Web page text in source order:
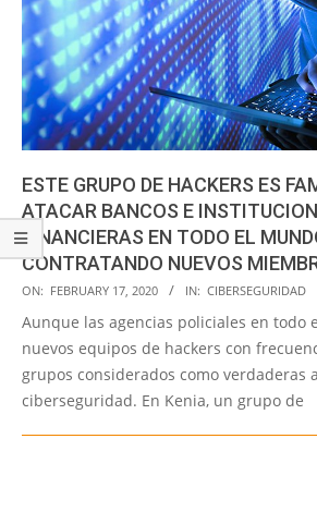
ESTE GRUPO DE HACKERS ES
ATACAR BANCOS E
FINANCIERAS EN TODO EL
CONTRATANDO NUEVOS
2020-
02-
ON: FEBRUARY 17, 2020 IN: CIBERSEGURIDAD
Aunque las agencias policiales en todo
nuevos equipos de hackers con
grupos considerados como verdaderas
ciberseguridad. En Kenia, un grupo de